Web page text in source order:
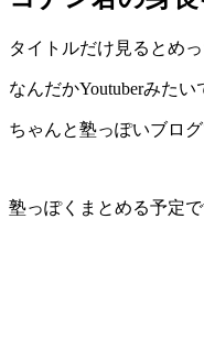
タイトルだけ見るとめ
なんだかYoutuberみたい
ちゃんと塾っぽいブロ
塾っぽくまとめる予定